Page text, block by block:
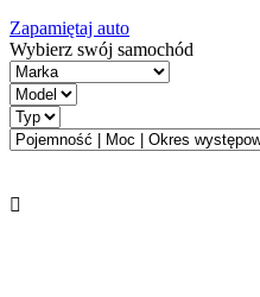
Zapamiętaj auto
Wybierz swój samochód
